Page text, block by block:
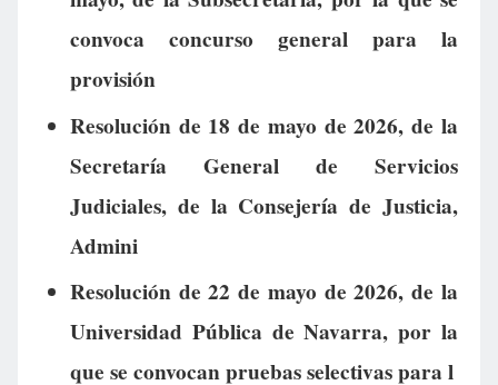
convoca concurso general para la
provisión
Resolución de 18 de mayo de 2026, de la
Secretaría General de Servicios
Judiciales, de la Consejería de Justicia,
Admini
Resolución de 22 de mayo de 2026, de la
Universidad Pública de Navarra, por la
que se convocan pruebas selectivas para l